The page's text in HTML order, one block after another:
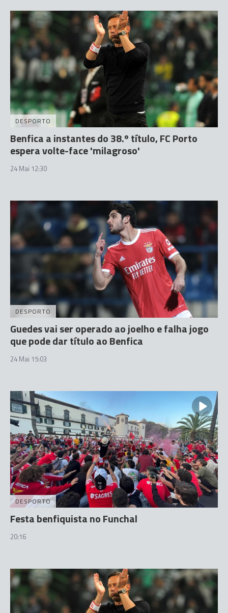
DESPORTO
Benfica a instantes do 38.º título, FC Porto
espera volte-face 'milagroso'
24 Mai 12:30
DESPORTO
Guedes vai ser operado ao joelho e falha jogo
que pode dar título ao Benfica
24 Mai 15:03
DESPORTO
Festa benfiquista no Funchal
20:16